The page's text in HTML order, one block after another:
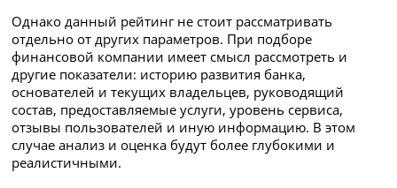
Однако данный рейтинг не стоит рассматривать
отдельно от других параметров. При подборе
финансовой компании имеет смысл рассмотреть и
другие показатели: историю развития банка,
основателей и текущих владельцев, руководящий
состав, предоставляемые услуги, уровень сервиса,
отзывы пользователей и иную информацию. В этом
случае анализ и оценка будут более глубокими и
реалистичными.